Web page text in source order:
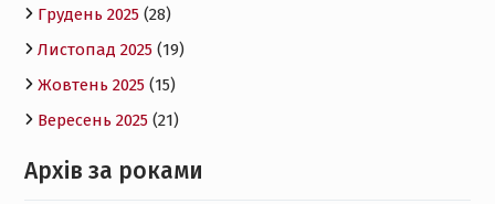
Грудень 2025(28)
Листопад 2025(19)
Жовтень 2025(15)
Вересень 2025(21)
Архів за роками